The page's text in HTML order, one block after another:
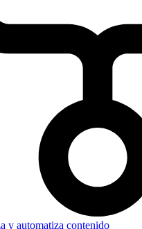
y automatiza contenido